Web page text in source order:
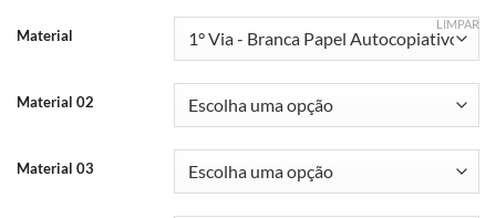
Material
Material 02
Material 03
LIMPAR